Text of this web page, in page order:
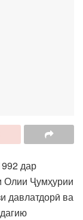
дар
Олии Ҷумҳурии
давлатдорӣ ва